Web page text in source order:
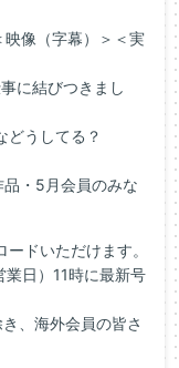
映像（字幕）＞＜実
に結びつきまし
どうしてる？
品・5月会員のみな
ドいただけます。
日）11時に最新号
、 海外会員の皆さ